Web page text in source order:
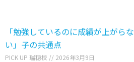
「勉強しているのに成績が上がらな
い」子の共通点
PICK UP 瑞穂校 2026年3月9日